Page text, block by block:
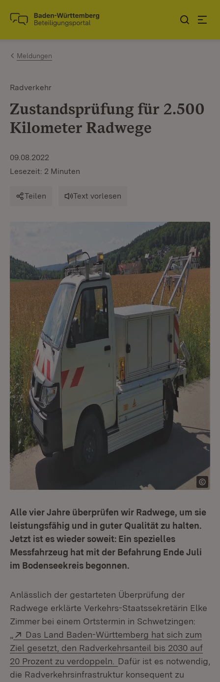
Zum Inhalt springen
Link zur Startseite
Meldungen
Radverkehr
Zustandsprüfung für 2.500
Kilometer Radwege
09.08.2022
Lesezeit: 2 Minuten
Teilen Text vorlesen
Alle vier Jahre überprüfen wir Radwege, um sie
leistungsfähig und in guter Qualität zu halten.
Jetzt ist es wieder soweit: Ein spezielles
Messfahrzeug hat mit der Befahrung Ende Juli
im Bodenseekreis begonnen.
Anlässlich der gestarteten Überprüfung der
Radwege erklärte Verkehrs-Staatssekretärin Elke
Zimmer bei einem Ortstermin in Schwetzingen:
Extern:
Das Land Baden-Württemberg hat sich zum
Ziel gesetzt, den Radverkehrsanteil bis 2030 auf
20 Prozent zu verdoppeln.
(Öffnet in neuem Fenster)
Dafür ist es notwendig,
die Radverkehrsinfrastruktur konsequent zu